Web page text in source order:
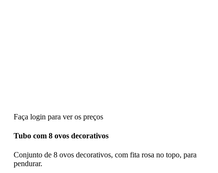
Faça login para ver os preços
Tubo com 8 ovos decorativos
Conjunto de 8 ovos decorativos, com fita rosa no topo, para
pendurar.